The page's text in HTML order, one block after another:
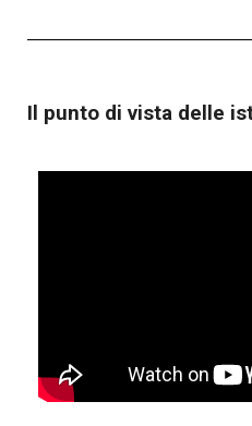
Il punto di vista delle